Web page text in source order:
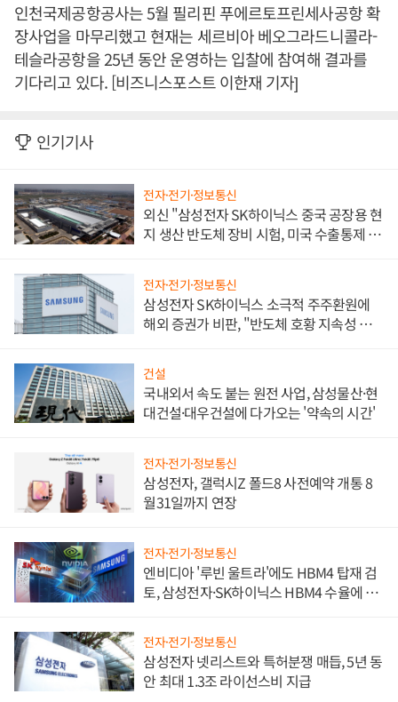
인천국제공항공사는 5월 필리핀 푸에르토프린세사공항 확
장사업을 마무리했고 현재는 세르비아 베오그라드니콜라-
테슬라공항을 25년 동안 운영하는 입찰에 참여해 결과를
기다리고 있다. [비즈니스포스트 이한재 기자]
인기기사
전자·전기·정보통신
외신 "삼성전자 SK하이닉스 중국 공장용 현
지 생산 반도체 장비 시험, 미국 수출통제 대
전자·전기·정보통신
삼성전자 SK하이닉스 소극적 주주환원에
해외 증권가 비판, "반도체 호황 지속성 의
건설
국내외서 속도 붙는 원전 사업, 삼성물산·현
대건설·대우건설에 다가오는 '약속의 시간'
전자·전기·정보통신
삼성전자, 갤럭시Z 폴드8 사전예약 개통 8
월31일까지 연장
전자·전기·정보통신
엔비디아 '루빈 울트라'에도 HBM4 탑재 검
토, 삼성전자·SK하이닉스 HBM4 수율에 주
전자·전기·정보통신
삼성전자 넷리스트와 특허분쟁 매듭, 5년 동
안 최대 1.3조 라이선스비 지급